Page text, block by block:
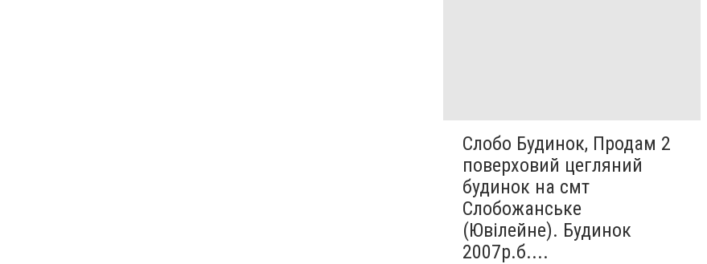
Слобо Будинок, Продам 2
поверховий цегляний
будинок на смт
Слобожанське
(Ювілейне). Будинок
2007р.б....